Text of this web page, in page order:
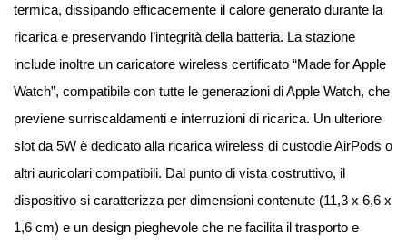
termica, dissipando efficacemente il calore generato durante la
ricarica e preservando l’integrità della batteria. La stazione
include inoltre un caricatore wireless certificato “Made for Apple
Watch”, compatibile con tutte le generazioni di Apple Watch, che
previene surriscaldamenti e interruzioni di ricarica. Un ulteriore
slot da 5W è dedicato alla ricarica wireless di custodie AirPods o
altri auricolari compatibili. Dal punto di vista costruttivo, il
dispositivo si caratterizza per dimensioni contenute (11,3 x 6,6 x
1,6 cm) e un design pieghevole che ne facilita il trasporto e